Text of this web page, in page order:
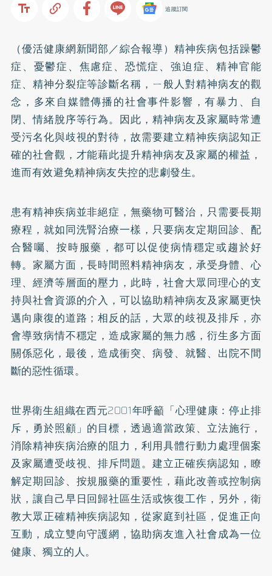
追蹤訂閱
（優活健康網新聞部／綜合報導）精神疾病包括躁鬱
症、 憂鬱症、焦慮症、恐慌症、強迫症、精神官能
症、精神分裂症等診斷名稱，ㄧ般人對精神病友的觀
念，多來自媒體傳播的社會事件影響，有暴力、自
閉、情緒脫序等行為。因此，精神病友及家屬時常遭
受污名化與歧視的對待，故需要建立精神疾病認知正
確的社會觀，才能藉此提升精神病友及家屬的權益，
進而有效避免精神病友失控的悲劇發生。
患有精神疾病並非絕症，無藥物可醫治，只需要長期
療程，就如同洗腎治療一樣，只要病友定期回診、配
合醫囑、按時服藥，都可以促使病情穩定或趨於好
轉。家屬方面，長時間照料精神病友，承受身體、心
理、經濟等層面的壓力，此時，社會大眾同理心的支
持與社會資源的介入，可以協助精神病友及家屬更快
邁向康復的道路；相反的話，大眾的歧視及排斥，亦
會導致病情不穩定，造成家屬的無力感，衍生多方面
關係惡化，最後，造成衝突、病發、就醫、出院不間
斷的惡性循環。
世界衛生組織在西元2001年呼籲「心理健康：停止排
斥，勇於照顧」的目標，透過適當政策、立法施行，
消除精神疾病治療的阻力，利用具體行動力處理個案
及家屬遭受歧視、排斥問題。建立正確疾病認知，瞭
解定期回診、按規服藥的重要性，藉此改善或控制病
狀，讓自己早日回歸社區生活或恢復工作，另外，衛
教大眾正確精神疾病認知，從家庭到社區，促進正向
互動，成立雙向守護網，協助病友進入社會成為一位
健康、獨立的人。